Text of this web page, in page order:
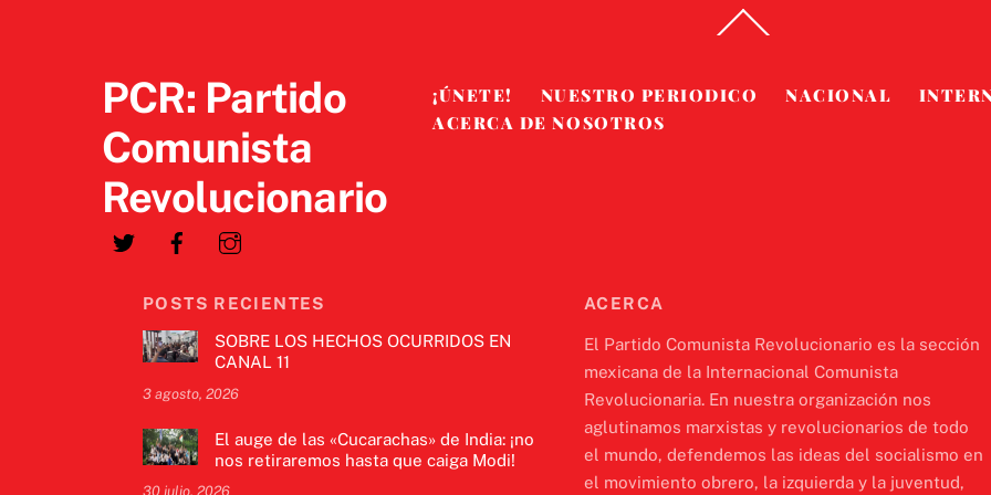
To
PCR: Partido
Comunista
Revolucionario
¡ÚNETE! NUESTRO PERIODICO NACIONAL
ACERCA DE NOSOTROS
POSTS RECIENTES
SOBRE LOS HECHOS OCURRIDOS EN
CANAL 11
3 agosto, 2026
El auge de las «Cucarachas» de India: ¡no
nos retiraremos hasta que caiga Modi!
30 julio, 2026
ACERCA
El Partido Comunista Revolucionario es la sección
mexicana de la Internacional Comunista
Revolucionaria. En nuestra organización nos
aglutinamos marxistas y revolucionarios de todo
el mundo, defendemos las ideas del socialismo en
el movimiento obrero, la izquierda y la juventud,